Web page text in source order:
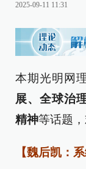
2025-09-11 11:31
本期光明网
展、全球治
精神等话题
【魏后凯：